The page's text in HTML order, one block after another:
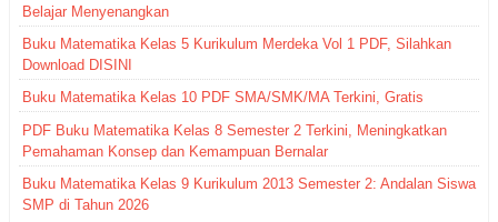
Belajar Menyenangkan
Buku Matematika Kelas 5 Kurikulum Merdeka Vol 1 PDF, Silahkan
Download DISINI
Buku Matematika Kelas 10 PDF SMA/SMK/MA Terkini, Gratis
PDF Buku Matematika Kelas 8 Semester 2 Terkini, Meningkatkan
Pemahaman Konsep dan Kemampuan Bernalar
Buku Matematika Kelas 9 Kurikulum 2013 Semester 2: Andalan Siswa
SMP di Tahun 2026